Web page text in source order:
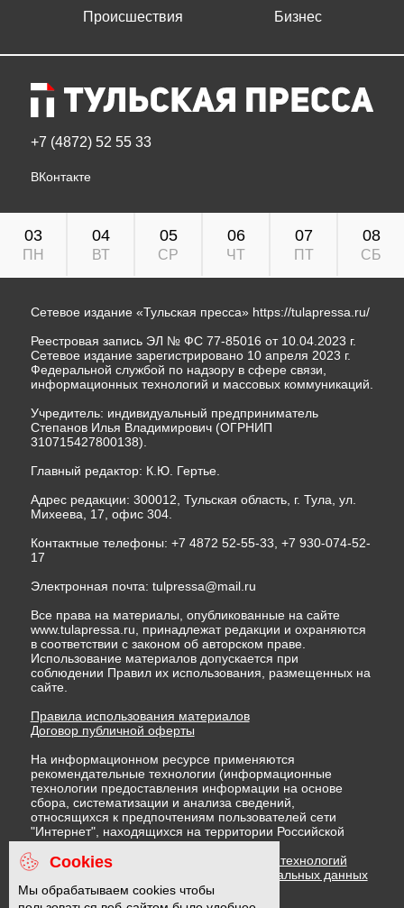
Происшествия
Бизнес
+7 (4872) 52 55 33
ВКонтакте
03
ПН
04
ВТ
05
СР
06
ЧТ
07
ПТ
08
СБ
Сетевое издание «Тульская пресса» https://tulapressa.ru/
Реестровая запись ЭЛ № ФС 77-85016 от 10.04.2023 г.
Сетевое издание зарегистрировано 10 апреля 2023 г.
Федеральной службой по надзору в сфере связи,
информационных технологий и массовых коммуникаций.
Учредитель: индивидуальный предприниматель
Степанов Илья Владимирович (ОГРНИП
310715427800138).
Главный редактор: К.Ю. Гертье.
Адрес редакции: 300012, Тульская область, г. Тула, ул.
Михеева, 17, офис 304.
Контактные телефоны: +7 4872 52-55-33, +7 930-074-52-
17
Электронная почта: tulpressa@mail.ru
Все права на материалы, опубликованные на сайте
www.tulapressa.ru, принадлежат редакции и охраняются
в соответствии с законом об авторском праве.
Использование материалов допускается при
соблюдении Правил их использования, размещенных на
сайте.
Правила использования материалов
Договор публичной оферты
На информационном ресурсе применяются
рекомендательные технологии (информационные
технологии предоставления информации на основе
сбора, систематизации и анализа сведений,
относящихся к предпочтениям пользователей сети
"Интернет", находящихся на территории Российской
Федерации)
Правила применения рекомендательных технологий
Политика в отношении обработки персональных данных
Политика обработки файлов cookie
Cookies
Мы обрабатываем cookies чтобы